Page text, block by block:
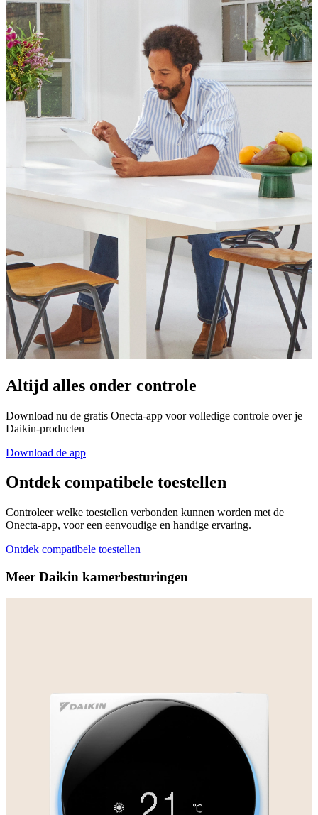
Altijd alles onder controle
Download nu de gratis Onecta-app voor volledige controle over je
Daikin-producten
Download de app
Ontdek compatibele toestellen
Controleer welke toestellen verbonden kunnen worden met de
Onecta-app, voor een eenvoudige en handige ervaring.
Ontdek compatibele toestellen
Meer Daikin kamerbesturingen